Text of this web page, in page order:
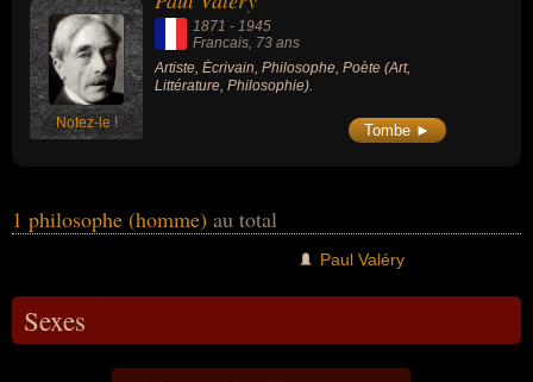
de leurs morts, ils peuvent avoir été francais par exemple.
Notez-le !
1871 - 1945
Francais, 73 ans
Artiste, Écrivain, Philosophe, Poète (Art,
Littérature, Philosophie).
Tombe ►
1 philosophe (homme) au total
Paul Valéry
Sexes